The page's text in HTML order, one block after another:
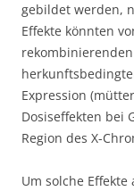
gebildet werden,
Effekte könnten
rekombinierenden
Expression
Dosiseffekten bei
Region des X-
Um solche